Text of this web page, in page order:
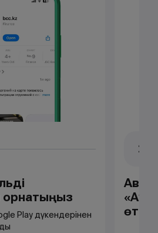
орнатыңыз
Play дүкендерінен
2